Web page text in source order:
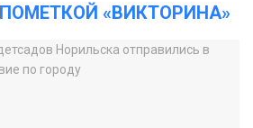
«ВИКТОРИНА»